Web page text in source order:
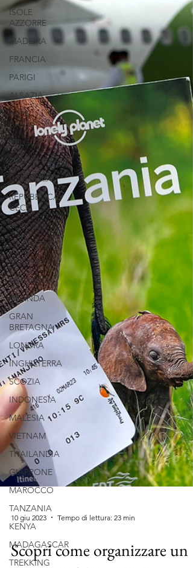
ISOLE
AZZORRE
MADEIRA
FRANCIA
PARIGI
ALSAZIA
PAESI
BASSI
BELGIO
DANIMARCA
UNGHERIA
REPUBBLICA
CECA
POLONIA
GERMANIA
BERLINO
MONACO
IRLANDA
GRAN
BRETAGNA
LONDRA
INGHILTERRA
SCOZIA
INDONESIA
MALESIA
VIETNAM
THAILANDIA
GIAPPONE
MAROCCO
TANZANIA
KENYA
MADAGASCAR
TREKKING
10 giu 2023 Tempo di lettura: 23 min